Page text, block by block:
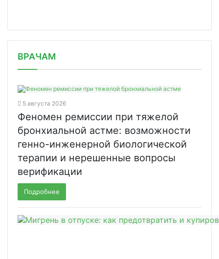
ВРАЧАМ
5 августа 2026
Феномен ремиссии при тяжелой
бронхиальной астме: возможности
генно-инженерной биологической
терапии и нерешенные вопросы
верификации
Подробнее